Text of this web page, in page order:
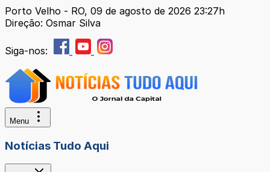
Porto Velho - RO, 09 de agosto de 2026 23:27h
Direção: Osmar Silva
Siga-nos:
Menu
Notícias Tudo Aqui